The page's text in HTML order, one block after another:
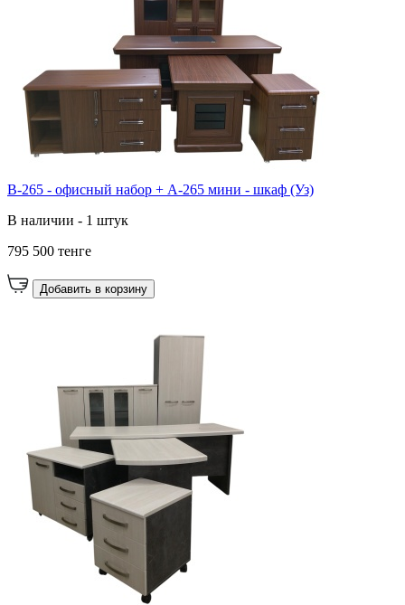
В-265 - офисный набор + А-265 мини - шкаф (Уз)
В наличии - 1 штук
795 500 тенге
Добавить в корзину